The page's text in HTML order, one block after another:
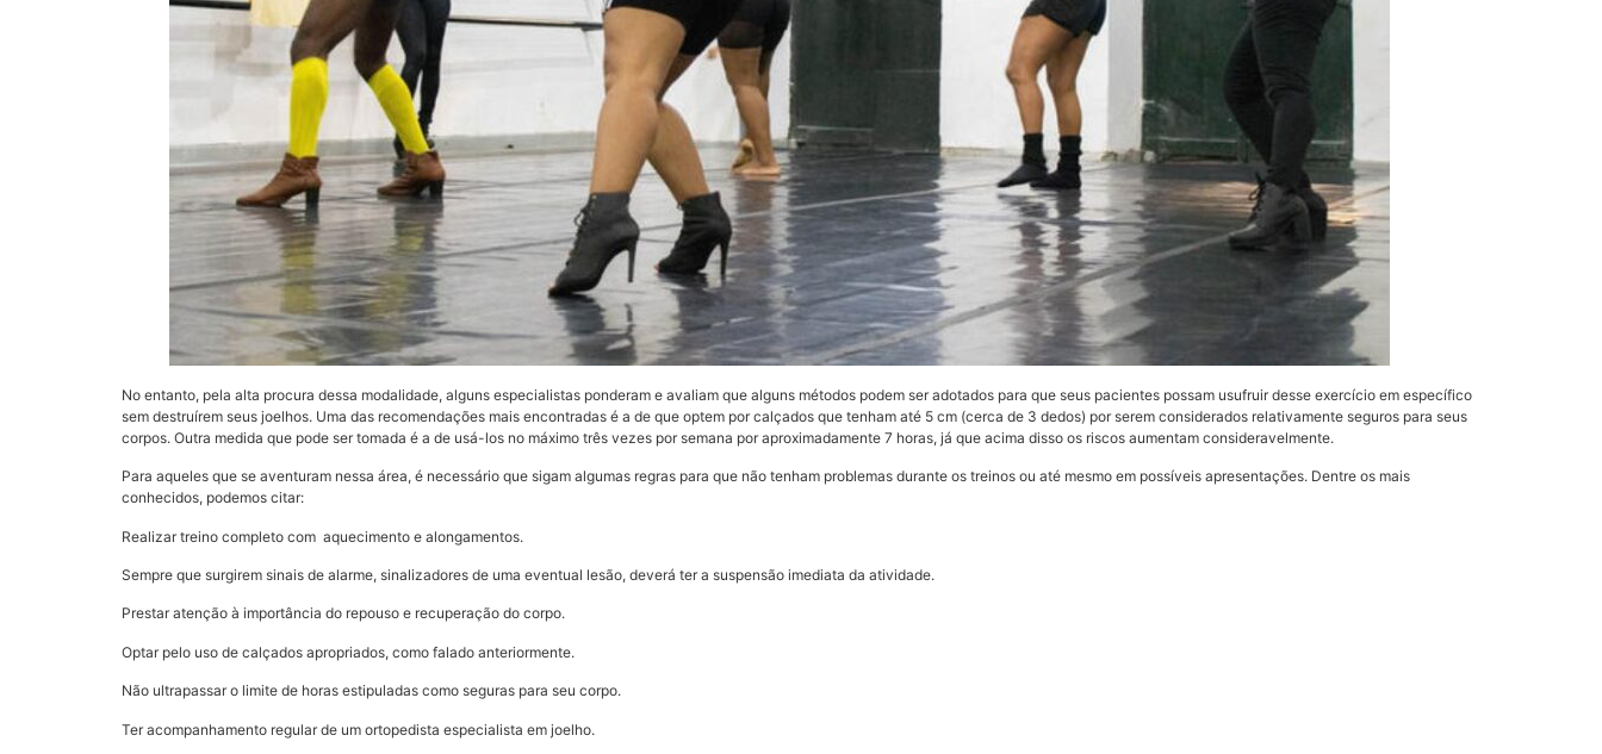
No entanto, pela alta procura dessa modalidade, alguns especialistas ponderam e avaliam que alguns métodos podem ser adotados para que seus pacientes possam usufruir desse exercício em específico
sem destruírem seus joelhos. Uma das recomendações mais encontradas é a de que optem por calçados que tenham até 5 cm (cerca de 3 dedos) por serem considerados relativamente seguros para seus
corpos. Outra medida que pode ser tomada é a de usá-los no máximo três vezes por semana por aproximadamente 7 horas, já que acima disso os riscos aumentam consideravelmente.
Para aqueles que se aventuram nessa área, é necessário que sigam algumas regras para que não tenham problemas durante os treinos ou até mesmo em possíveis apresentações. Dentre os mais
conhecidos, podemos citar:
Realizar treino completo com aquecimento e alongamentos.
Sempre que surgirem sinais de alarme, sinalizadores de uma eventual lesão, deverá ter a suspensão imediata da atividade.
Prestar atenção à importância do repouso e recuperação do corpo.
Optar pelo uso de calçados apropriados, como falado anteriormente.
Não ultrapassar o limite de horas estipuladas como seguras para seu corpo.
Ter acompanhamento regular de um ortopedista especialista em joelho.